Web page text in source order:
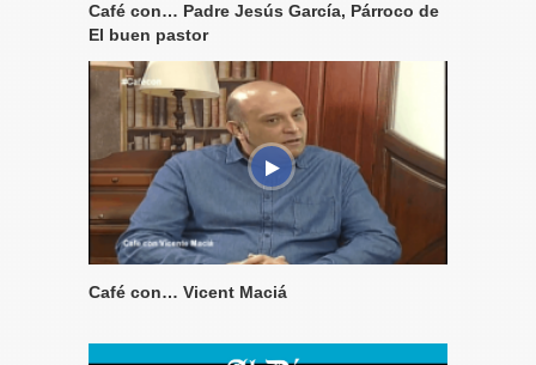
Café con… Padre Jesús García, Párroco de
El buen pastor
Café con… Vicent Maciá